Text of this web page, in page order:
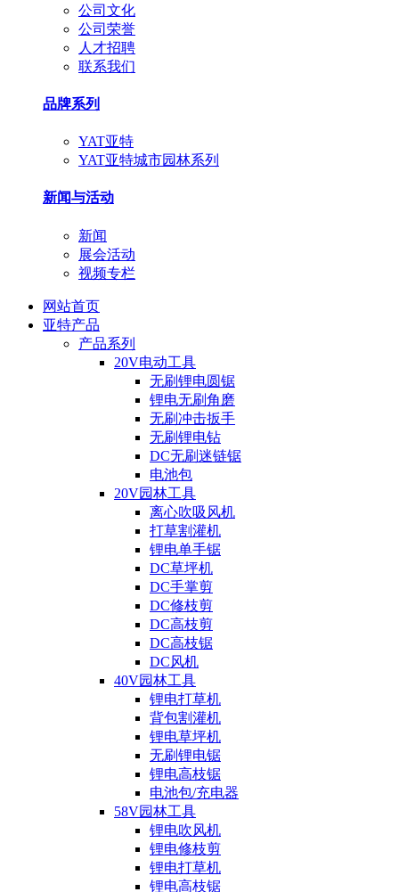
公司文化
公司荣誉
人才招聘
联系我们
品牌系列
YAT亚特
YAT亚特城市园林系列
新闻与活动
新闻
展会活动
视频专栏
网站首页
亚特产品
产品系列
20V电动工具
无刷锂电圆锯
锂电无刷角磨
无刷冲击扳手
无刷锂电钻
DC无刷迷链锯
电池包
20V园林工具
离心吹吸风机
打草割灌机
锂电单手锯
DC草坪机
DC手掌剪
DC修枝剪
DC高枝剪
DC高枝锯
DC风机
40V园林工具
锂电打草机
背包割灌机
锂电草坪机
无刷锂电锯
锂电高枝锯
电池包/充电器
58V园林工具
锂电吹风机
锂电修枝剪
锂电打草机
锂电高枝锯